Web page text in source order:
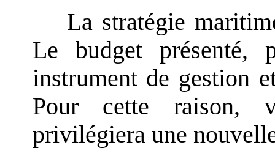
La stratégie
Le budget présenté,
instrument de gestion
Pour cette raison,
privilégiera une